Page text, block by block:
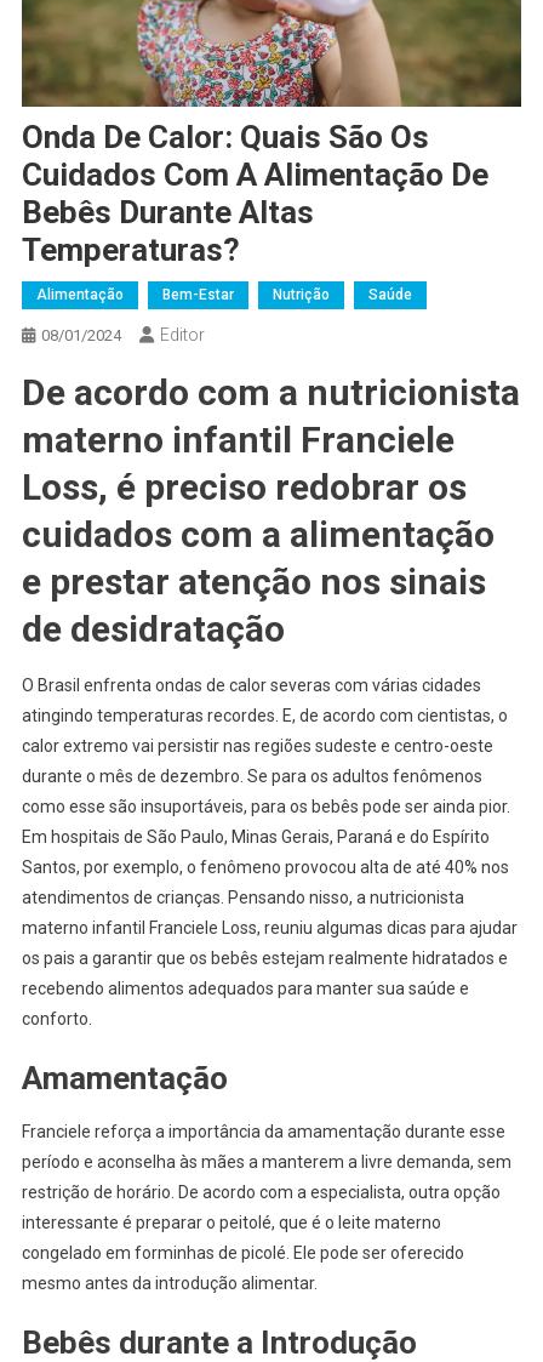
Onda De Calor: Quais São Os
Cuidados Com A Alimentação De
Bebês Durante Altas
Temperaturas?
Alimentação Bem-Estar Nutrição Saúde
08/01/2024 Editor
De acordo com a nutricionista
materno infantil Franciele
Loss, é preciso redobrar os
cuidados com a alimentação
e prestar atenção nos sinais
de desidratação
O Brasil enfrenta ondas de calor severas com várias cidades
atingindo temperaturas recordes. E, de acordo com cientistas, o
calor extremo vai persistir nas regiões sudeste e centro-oeste
durante o mês de dezembro. Se para os adultos fenômenos
como esse são insuportáveis, para os bebês pode ser ainda pior.
Em hospitais de São Paulo, Minas Gerais, Paraná e do Espírito
Santos, por exemplo, o fenômeno provocou alta de até 40% nos
atendimentos de crianças. Pensando nisso, a nutricionista
materno infantil Franciele Loss, reuniu algumas dicas para ajudar
os pais a garantir que os bebês estejam realmente hidratados e
recebendo alimentos adequados para manter sua saúde e
conforto.
Amamentação
Franciele reforça a importância da amamentação durante esse
período e aconselha às mães a manterem a livre demanda, sem
restrição de horário. De acordo com a especialista, outra opção
interessante é preparar o peitolé, que é o leite materno
congelado em forminhas de picolé. Ele pode ser oferecido
mesmo antes da introdução alimentar.
Bebês durante a Introdução